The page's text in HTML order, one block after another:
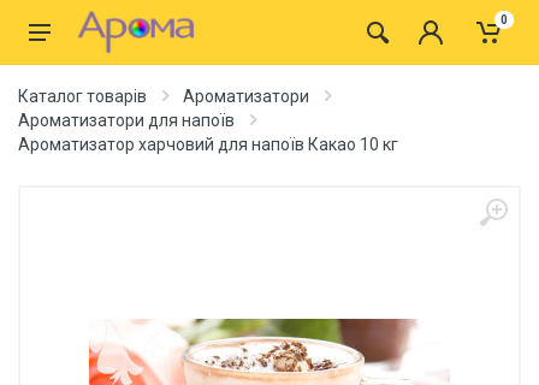
0
Каталог товарів
Ароматизатори
Ароматизатори для напоїв
Ароматизатор харчовий для напоїв Какао 10 кг